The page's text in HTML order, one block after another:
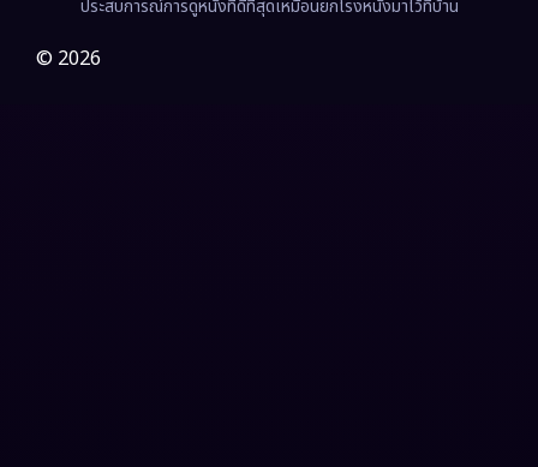
Gothic
ประสบการณ์การดูหนังที่ดีที่สุดเหมือนยกโรงหนังมาไว้ที่บ้าน
© 2026